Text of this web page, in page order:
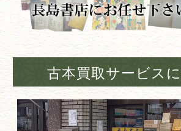
古本買取サービス